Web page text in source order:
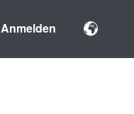
Anmelden